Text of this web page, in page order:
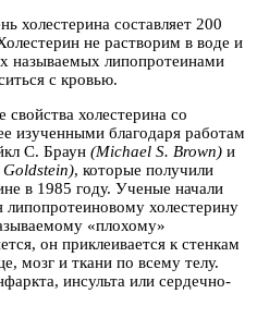
холестерина составляет 200
не растворим в воде и
называемых липопротеинами
с кровью.
холестерина со
изученными благодаря работам
С. Браун (Michael S. Brown) и
, которые получили
в 1985 году. Ученые начали
липопротеиновому холестерину
«плохому»
он приклеивается к стенкам
мозг и ткани по всему телу.
инсульта или сердечно-